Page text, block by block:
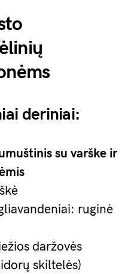
deriniai:
su varške ir
ruginė
daržovės
skiltelės)